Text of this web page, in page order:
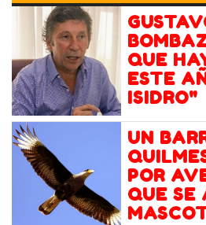
QUE
ESTE
ISIDRO"
UN
POR
QUE SE